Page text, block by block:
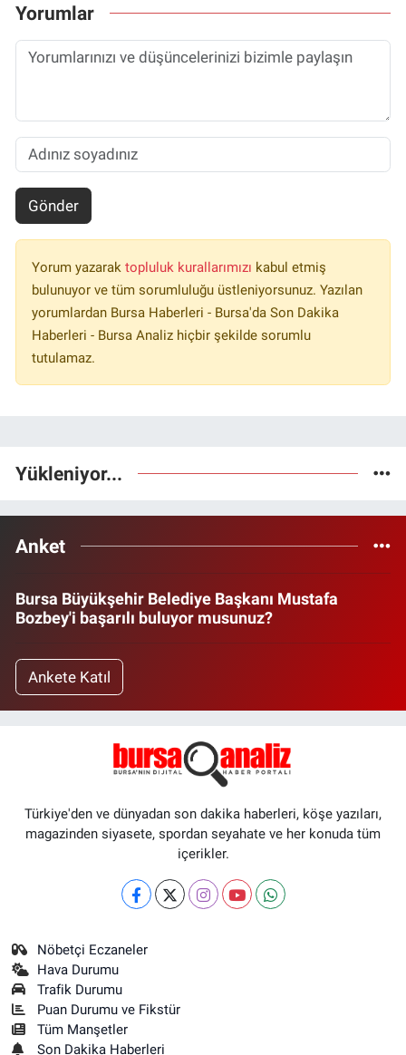
Yorumlar
Gönder
Yorum yazarak topluluk kurallarımızı kabul etmiş
bulunuyor ve tüm sorumluluğu üstleniyorsunuz. Yazılan
yorumlardan Bursa Haberleri - Bursa'da Son Dakika
Haberleri - Bursa Analiz hiçbir şekilde sorumlu
tutulamaz.
Yükleniyor...
Anket
Bursa Büyükşehir Belediye Başkanı Mustafa
Bozbey'i başarılı buluyor musunuz?
Ankete Katıl
Türkiye'den ve dünyadan son dakika haberleri, köşe yazıları,
magazinden siyasete, spordan seyahate ve her konuda tüm
içerikler.
Nöbetçi Eczaneler
Hava Durumu
Trafik Durumu
Puan Durumu ve Fikstür
Tüm Manşetler
Son Dakika Haberleri